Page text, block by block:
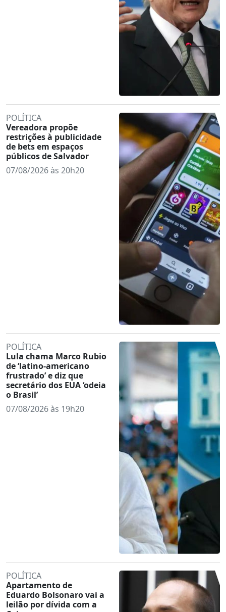
POLÍTICA
Vereadora propõe
restrições à publicidade
de bets em espaços
públicos de Salvador
07/08/2026 às 20h20
POLÍTICA
Lula chama Marco Rubio
de ‘latino-americano
frustrado’ e diz que
secretário dos EUA ‘odeia
o Brasil’
07/08/2026 às 19h20
POLÍTICA
Apartamento de
Eduardo Bolsonaro vai a
leilão por dívida com a